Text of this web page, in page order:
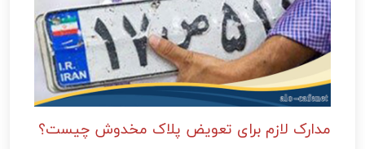
مدارک لازم برای تعویض پلاک مخدوش چیست؟